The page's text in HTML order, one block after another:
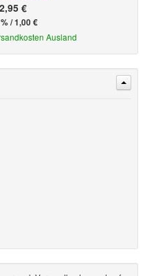
€
/ 1,00 €
Ausland